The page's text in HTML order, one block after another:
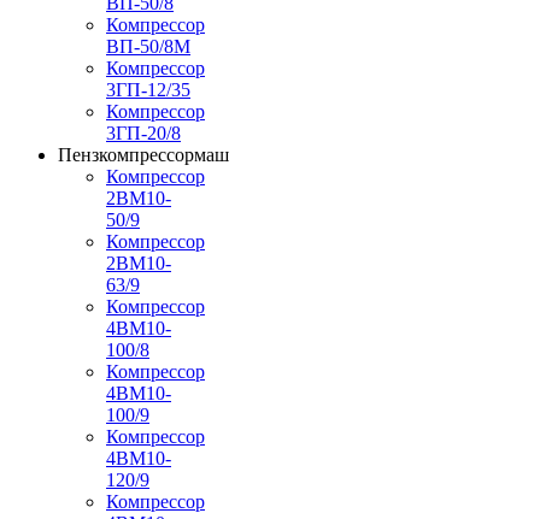
Компрессор
ВП-50/8М
Компрессор
3ГП-12/35
Компрессор
3ГП-20/8
Пензкомпрессормаш
Компрессор
2ВМ10-
50/9
Компрессор
2ВМ10-
63/9
Компрессор
4ВМ10-
100/8
Компрессор
4ВМ10-
100/9
Компрессор
4ВМ10-
120/9
Компрессор